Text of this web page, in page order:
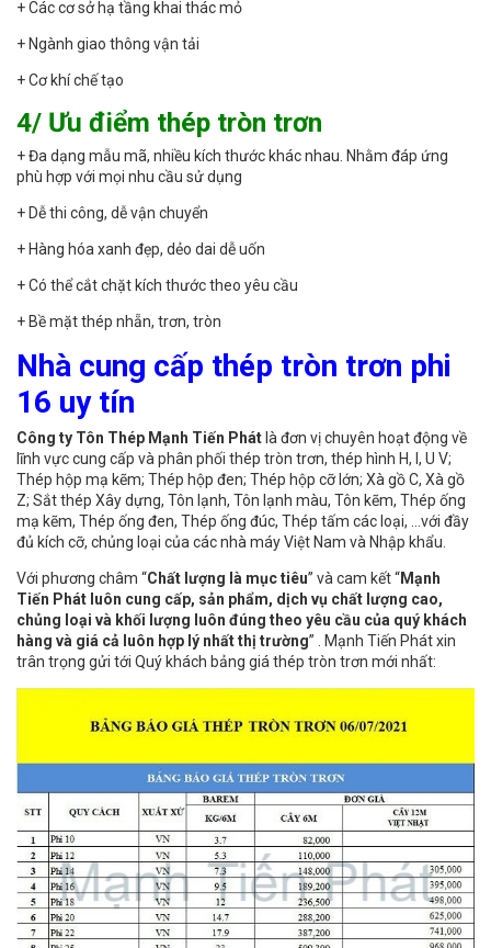
+ Các cơ sở hạ tầng khai thác mỏ
+ Ngành giao thông vận tải
+ Cơ khí chế tạo
4/ Ưu điểm thép tròn trơn
+ Đa dạng mẫu mã, nhiều kích thước khác nhau. Nhằm đáp ứng
phù hợp với mọi nhu cầu sử dụng
+ Dễ thi công, dễ vận chuyển
+ Hàng hóa xanh đẹp, dẻo dai dễ uốn
+ Có thể cắt chặt kích thước theo yêu cầu
+ Bề mặt thép nhẵn, trơn, tròn
Nhà cung cấp thép tròn trơn phi
16 uy tín
Công ty Tôn Thép Mạnh Tiến Phátlà đơn vị chuyên hoạt động về
lĩnh vực cung cấp và phân phối thép tròn trơn, thép hình H, I, U V;
Thép hộp mạ kẽm; Thép hộp đen; Thép hộp cỡ lớn; Xà gồ C, Xà gồ
Z; Sắt thép Xây dựng, Tôn lạnh, Tôn lạnh màu, Tôn kẽm, Thép ống
mạ kẽm, Thép ống đen, Thép ống đúc, Thép tấm các loại, …với đầy
đủ kích cỡ, chủng loại của các nhà máy Việt Nam và Nhập khẩu.
Với phương châm “Chất lượng là mục tiêu” và cam kết “Mạnh
Tiến Phát luôn cung cấp, sản phẩm, dịch vụ chất lượng cao,
chủng loại và khối lượng luôn đúng theo yêu cầu của quý khách
hàng và giá cả luôn hợp lý nhất thị trường” . Mạnh Tiến Phát xin
trân trọng gửi tới Quý khách bảng giá thép tròn trơn mới nhất: